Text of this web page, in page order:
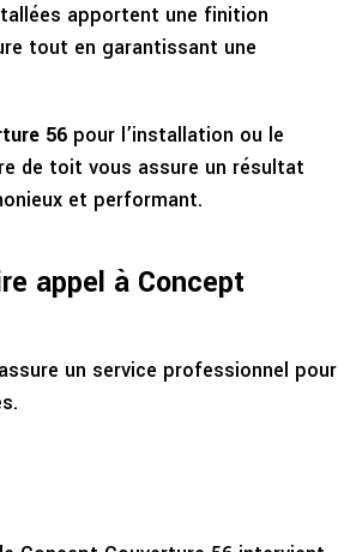
apportent une finition
tout en garantissant une
56 pour l’installation ou le
de toit vous assure un résultat
et performant.
appel à Concept
un service professionnel pour